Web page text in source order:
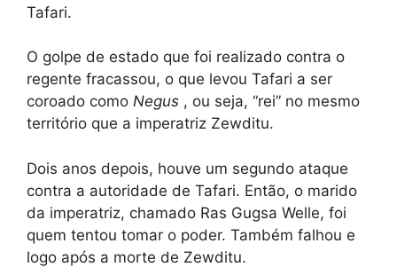
Tafari.
O golpe de estado que foi realizado contra o
regente fracassou, o que levou Tafari a ser
coroado como Negus , ou seja, “rei” no mesmo
território que a imperatriz Zewditu.
Dois anos depois, houve um segundo ataque
contra a autoridade de Tafari. Então, o marido
da imperatriz, chamado Ras Gugsa Welle, foi
quem tentou tomar o poder. Também falhou e
logo após a morte de Zewditu.